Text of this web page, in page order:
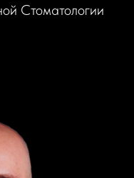
Стоматологии